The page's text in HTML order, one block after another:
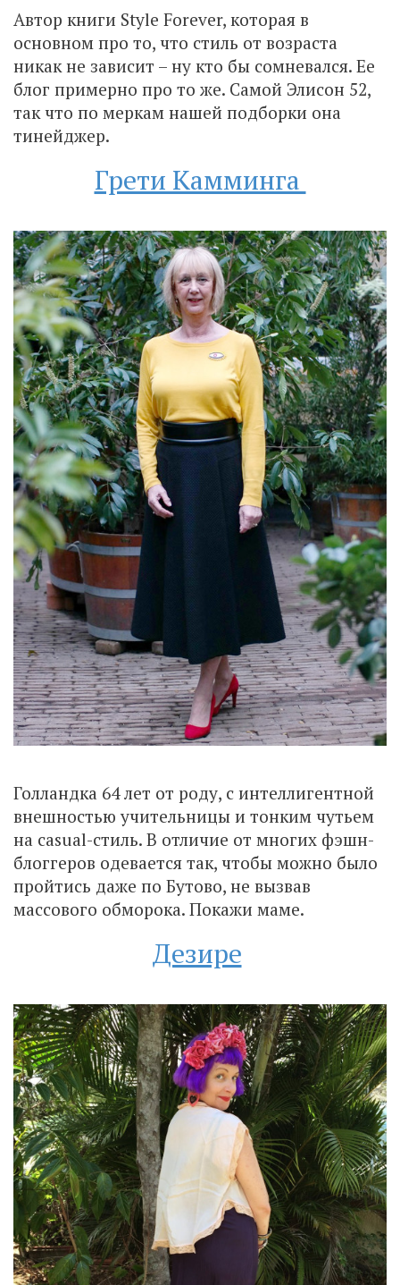
Автор книги Style Forever, которая в
основном про то, что стиль от возраста
никак не зависит – ну кто бы сомневался. Ее
блог примерно про то же. Самой Элисон 52,
так что по меркам нашей подборки она
тинейджер.
Грети Камминга
Голландка 64 лет от роду, с интеллигентной
внешностью учительницы и тонким чутьем
на casual-стиль. В отличие от многих фэшн-
блоггеров одевается так, чтобы можно было
пройтись даже по Бутово, не вызвав
массового обморока. Покажи маме.
Дезире